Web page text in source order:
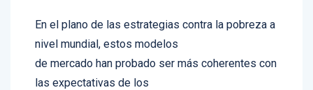
En el plano de las estrategias contra la pobreza a
nivel mundial, estos modelos
de mercado han probado ser más coherentes con
las expectativas de los